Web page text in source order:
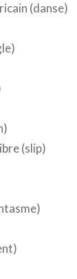
(danse)
(slip)